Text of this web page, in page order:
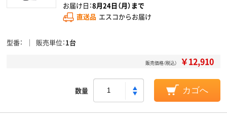
お届け日：8月24日（月）まで
直送品 エスコからお届け
型番 販売単位 1台
販売価格（税込） ￥12,910
数量 カゴへ